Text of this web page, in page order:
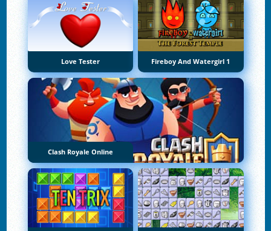
Love Tester Fireboy And Watergirl 1
Clash Royale Online